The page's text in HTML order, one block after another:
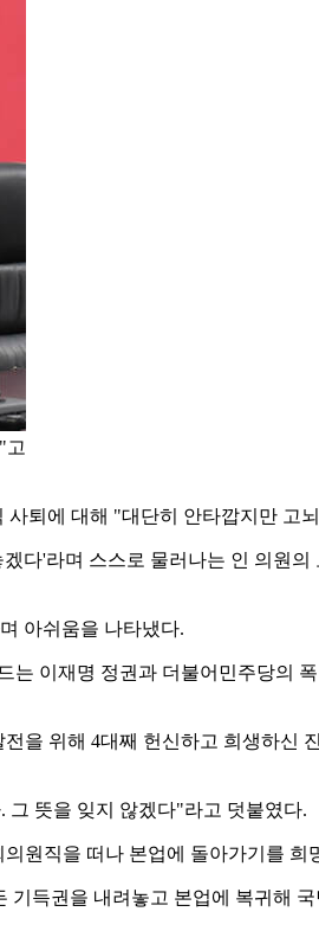
고
퇴에 대해 "대단히 안타깝지만 고
다'라며 스스로 물러나는 인 의원
아쉬움을 나타냈다.
이재명 정권과 더불어민주당의
을 위해 4대째 헌신하고 희생하신
그 뜻을 잊지 않겠다"라고 덧붙였다.
원직을 떠나 본업에 돌아가기를
득권을 내려놓고 본업에 복귀해